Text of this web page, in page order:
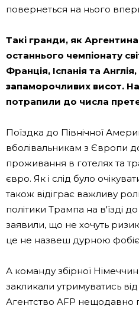
повернеться на нього
Такі гранди, як
останнього чемпіонату
Франція, Іспанія та
запаморочливих висот. На
потрапили до числа
Поїздка до Північної
вболівальникам з Європи
проживання в готелях та
євро. Як і слід було
також відіграє важливу
політики Трампа на в'їзді
заявили, що не хочуть
це не назвеш дурною
А команду збірної
закликали утримуватись
Агентство AFP нещодавно